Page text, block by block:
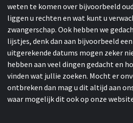
weten te komen over bijvoorbeeld
liggen u rechten en wat kunt u
zwangerschap. Ook hebben we
lijstjes, denk dan aan bijvoorbeeld
uitgerekende datums mogen zeker
hebben aan veel dingen gedacht en
vinden wat jullie zoeken. Mocht er
ontbreken dan mag u dit altijd aan
waar mogelijk dit ook op onze